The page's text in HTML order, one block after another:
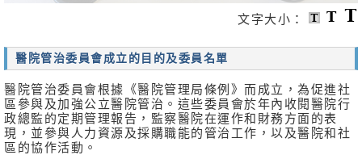
消
息
活
動
關
文字大小：
醫院管治委員會成立的目的及委員名單
醫院管治委員會根據《醫院管理局條例》而成立，為促進社
區參與及加強公立醫院管治。這些委員會於年內收閱醫院行
政總監的定期管理報告，監察醫院在運作和財務方面的表
現，並參與人力資源及採購職能的管治工作，以及醫院和社
區的協作活動。